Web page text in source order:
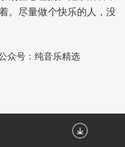
。尽量做个快乐的人，没
众号：纯音乐精选